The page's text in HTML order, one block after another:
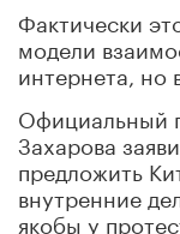
Фактически
модели
интернета, но
Официальный
Захарова
предложить
внутренние
якобы у